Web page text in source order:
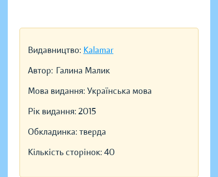
Видавництво: Kalamar
Автор: Галина Малик
Мова видання: Українська мова
Рік видання: 2015
Обкладинка: тверда
Кількість сторінок: 40